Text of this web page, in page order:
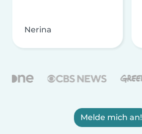
Nerina
Melde mich an!